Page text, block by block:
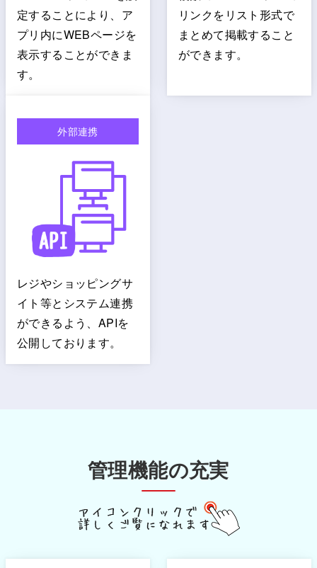
定することにより、ア
プリ内にWEBページを
表示することができま
す。
リンクをリスト形式で
まとめて掲載すること
ができます。
外部連携
レジやショッピングサ
イト等とシステム連携
ができるよう、APIを
公開しております。
管理機能の充実